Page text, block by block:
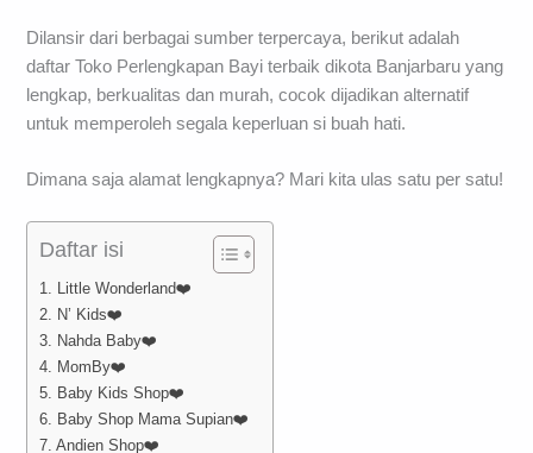
Dilansir dari berbagai sumber terpercaya, berikut adalah
daftar Toko Perlengkapan Bayi terbaik dikota Banjarbaru yang
lengkap, berkualitas dan murah, cocok dijadikan alternatif
untuk memperoleh segala keperluan si buah hati.
Dimana saja alamat lengkapnya? Mari kita ulas satu per satu!
Daftar isi
1. Little Wonderland❤️
2. N’ Kids❤️
3. Nahda Baby❤️
4. MomBy❤️
5. Baby Kids Shop❤️
6. Baby Shop Mama Supian❤️
7. Andien Shop❤️